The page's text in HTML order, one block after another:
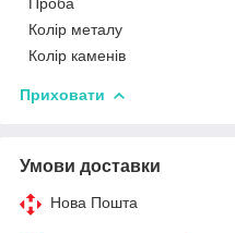
Колір металу
Колір каменів
Приховати
Умови доставки
Нова Пошта